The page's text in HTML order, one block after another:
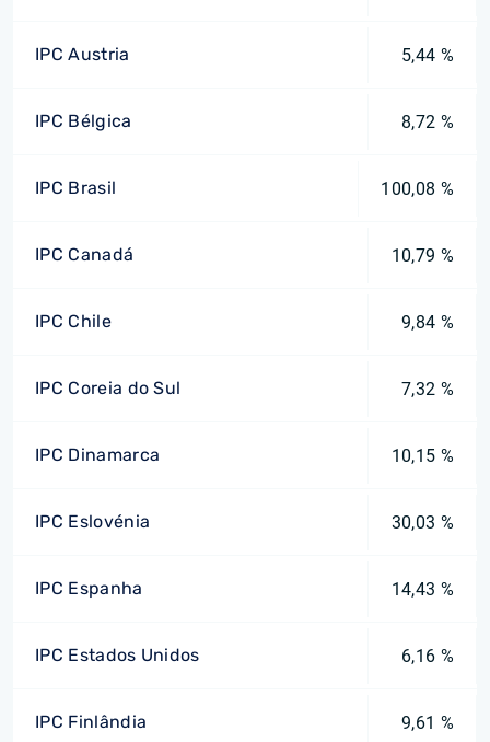
IPC Austria 5,44 %
IPC Bélgica 8,72 %
IPC Brasil 100,08 %
IPC Canadá 10,79 %
IPC Chile 9,84 %
IPC Coreia do Sul 7,32 %
IPC Dinamarca 10,15 %
IPC Eslovénia 30,03 %
IPC Espanha 14,43 %
IPC Estados Unidos 6,16 %
IPC Finlândia 9,61 %